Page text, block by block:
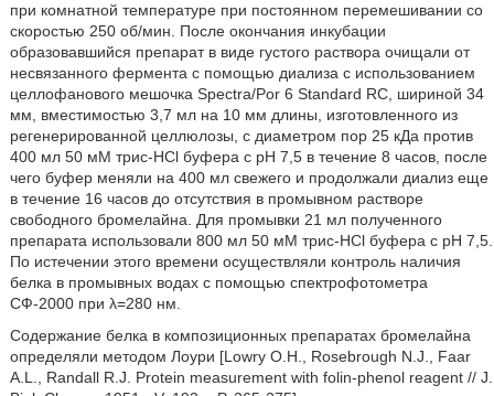
при комнатной температуре при постоянном перемешивании со
скоростью 250 об/мин. После окончания инкубации
образовавшийся препарат в виде густого раствора очищали от
несвязанного фермента с помощью диализа с использованием
целлофанового мешочка Spectra/Por 6 Standard RC, шириной 34
мм, вместимостью 3,7 мл на 10 мм длины, изготовленного из
регенерированной целлюлозы, с диаметром пор 25 кДа против
400 мл 50 мМ трис-HCl буфера с рН 7,5 в течение 8 часов, после
чего буфер меняли на 400 мл свежего и продолжали диализ еще
в течение 16 часов до отсутствия в промывном растворе
свободного бромелайна. Для промывки 21 мл полученного
препарата использовали 800 мл 50 мМ трис-HCl буфера с рН 7,5.
По истечении этого времени осуществляли контроль наличия
белка в промывных водах с помощью спектрофотометра
СФ-2000 при λ=280 нм.
Содержание белка в композиционных препаратах бромелайна
определяли методом Лоури [Lowry О.Н., Rosebrough N.J., Faar
A.L., Randall R.J. Protein measurement with folin-phenol reagent // J.